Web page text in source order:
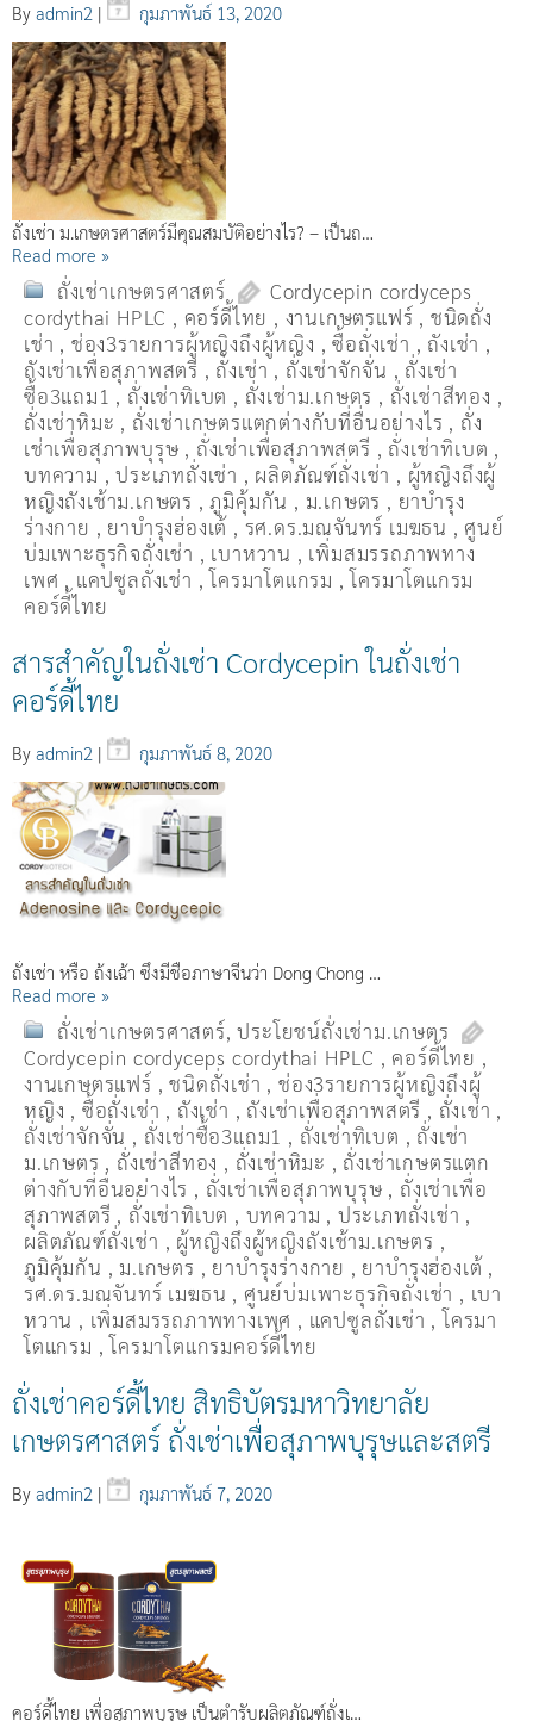
By admin2 | กุมภาพันธ์ 13, 2020
ถั่งเช่า ม.เกษตรศาสตร์มีคุณสมบัติอย่างไร? – เป็นถ…
Read more »
ถั่งเช่าเกษตรศาสตร์
Cordycepin cordyceps
cordythai HPLC , คอร์ดี้ไทย , งานเกษตรแฟร์ , ชนิดถั่ง
เช่า , ช่อง3รายการผู้หญิงถึงผู้หญิง ,ซื้อถั่งเช่า , ถังเช่า ,
ถังเช่าเพื่อสุภาพสตรี , ถั่งเช่า , ถั่งเช่าจักจั่น , ถั่งเช่า
ซื้อ3แถม1 , ถั่งเช่าทิเบต , ถั่งเช่าม.เกษตร , ถั่งเช่าสีทอง ,
ถั่งเช่าหิมะ , ถั่งเช่าเกษตรแตกต่างกับที่อื่นอย่างไร , ถั่ง
เช่าเพื่อสุภาพบุรุษ , ถั่งเช่าเพื่อสุภาพสตรี , ถั่่งเช่าทิเบต ,
บทความ ,ประเภทถั่งเช่า , ผลิตภัณฑ์ถั่งเช่า , ผู้หญิงถึงผู้
หญิงถังเช้าม.เกษตร ,ภูมิคุ้มกัน , ม.เกษตร , ยาบำรุง
ร่างกาย , ยาบำรุงฮ่องเต้ , รศ.ดร.มณจันทร์ เมฆธน , ศูนย์
บ่มเพาะธุรกิจถั่งเช่า , เบาหวาน , เพิ่มสมรรถภาพทาง
เพศ , แคปซูลถั่งเช่า ,โครมาโตแกรม ,โครมาโตแกรม
คอร์ดี้ไทย
สารสำคัญในถั่งเช่า Cordycepin ในถั่งเช่า
คอร์ดี้ไทย
By admin2 | กุมภาพันธ์ 8, 2020
ถั่งเช่า หรือ ถ้่งเฉ้า ซึ่งมีชื่อภาษาจีนว่า Dong Chong …
Read more »
ถั่งเช่าเกษตรศาสตร์,ประโยชน์ถั่งเช่าม.เกษตร
Cordycepin cordyceps cordythai HPLC , คอร์ดี้ไทย ,
งานเกษตรแฟร์ ,ชนิดถั่งเช่า ,ช่อง3รายการผู้หญิงถึงผู้
หญิง , ซื้อถั่งเช่า , ถังเช่า , ถังเช่าเพื่อสุภาพสตรี , ถั่งเช่า ,
ถั่งเช่าจักจั่น , ถั่งเช่าซื้อ3แถม1 , ถั่งเช่าทิเบต , ถั่งเช่า
ม.เกษตร , ถั่งเช่าสีทอง , ถั่งเช่าหิมะ , ถั่งเช่าเกษตรแตก
ต่างกับที่อื่นอย่างไร , ถั่งเช่าเพื่อสุภาพบุรุษ , ถั่งเช่าเพื่อ
สุภาพสตรี , ถั่่งเช่าทิเบต , บทความ , ประเภทถั่งเช่า ,
ผลิตภัณฑ์ถั่งเช่า , ผู้หญิงถึงผู้หญิงถังเช้าม.เกษตร ,
ภูมิคุ้มกัน ,ม.เกษตร , ยาบำรุงร่างกาย , ยาบำรุงฮ่องเต้ ,
รศ.ดร.มณจันทร์ เมฆธน , ศูนย์บ่มเพาะธุรกิจถั่งเช่า , เบา
หวาน , เพิ่มสมรรถภาพทางเพศ , แคปซูลถั่งเช่า ,โครมา
โตแกรม ,โครมาโตแกรมคอร์ดี้ไทย
ถั่งเช่าคอร์ดี้ไทย สิทธิบัตรมหาวิทยาลัย
เกษตรศาสตร์ ถั่งเช่าเพื่อสุภาพบุรุษและสตรี
By admin2 | กุมภาพันธ์ 7, 2020
คอร์ดี้ไทย เพื่อสุภาพบุรุษ เป็นตำรับผลิตภัณฑ์ถั่งเ…